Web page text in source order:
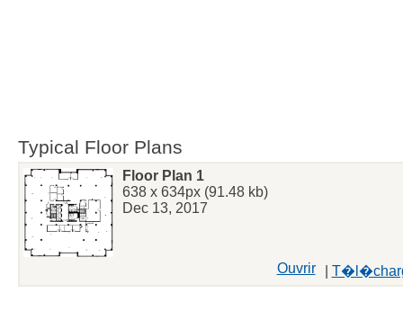
Typical Floor Plans
Floor Plan 1
638 x 634px (91.48 kb)
Dec 13, 2017
Ouvrir